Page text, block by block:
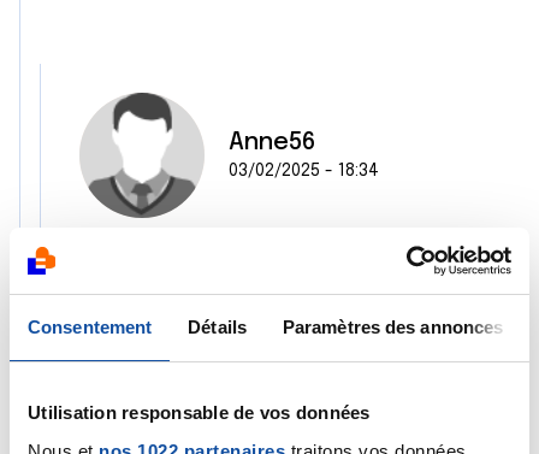
Consentement Détails Paramètres des annonces
Utilisation responsable de vos données
Anne56
03/02/2025 - 18:34
Oui avec plaisir ! Si on peut s’épauler, et
est bon à prendre dans ces moments là. 💪🏼